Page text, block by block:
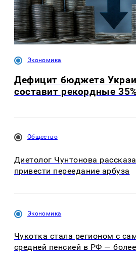
Экономика
Дефицит бюджета
составит рекордные
Общество
Диетолог Чунтонова
привести переедание арбуза
Экономика
Чукотка стала регионом с
средней пенсией в РФ —